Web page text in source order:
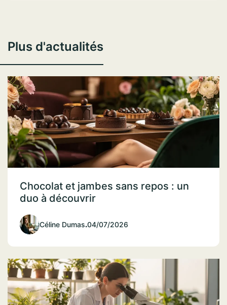
Plus d'actualités
Chocolat et jambes sans repos : un
duo à découvrir
Céline Dumas.04/07/2026